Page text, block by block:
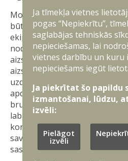
Modulāro bruņuvestu un
būtiska Nacionālo
ekipējuma
nodrošinātu vienotu,
aizsardzību. Šis
aizsardzības līmeni un
uzdevumos, būtiski
apdraudējuma apstākļos.
bruņuvestes uzlabo
labāku slodzes
konkrētiem uzdevumiem,
savietojamību ar citām
sastāvdaļām.
Ja tīmekļa vietnes
pogas “Nepiekrītu”,
saglabājas tehniskās
nepieciešamas, lai
vietnes darbību un kuru
nepieciešams iegūt
Ja piekrītat šo papildu
izmantošanai, lūdzu,
izvēli:
Pielāgot
izvēli